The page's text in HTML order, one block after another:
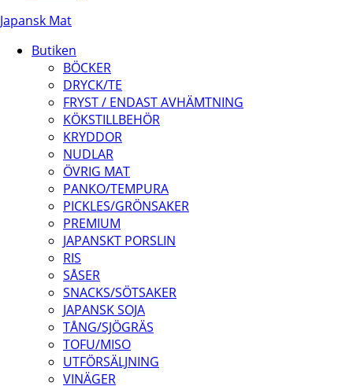
Japansk Mat
Butiken
BÖCKER
DRYCK/TE
FRYST / ENDAST AVHÄMTNING
KÖKSTILLBEHÖR
KRYDDOR
NUDLAR
ÖVRIG MAT
PANKO/TEMPURA
PICKLES/GRÖNSAKER
PREMIUM
JAPANSKT PORSLIN
RIS
SÅSER
SNACKS/SÖTSAKER
JAPANSK SOJA
TÅNG/SJÖGRÄS
TOFU/MISO
UTFÖRSÄLJNING
VINÄGER